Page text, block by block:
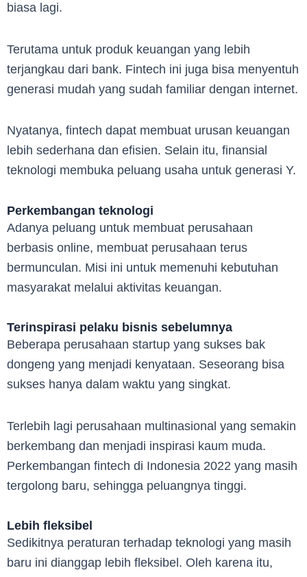
biasa lagi.
Terutama untuk produk keuangan yang lebih
terjangkau dari bank. Fintech ini juga bisa menyentuh
generasi mudah yang sudah familiar dengan internet.
Nyatanya, fintech dapat membuat urusan keuangan
lebih sederhana dan efisien. Selain itu, finansial
teknologi membuka peluang usaha untuk generasi Y.
Perkembangan teknologi
Adanya peluang untuk membuat perusahaan
berbasis online, membuat perusahaan terus
bermunculan. Misi ini untuk memenuhi kebutuhan
masyarakat melalui aktivitas keuangan.
Terinspirasi pelaku bisnis sebelumnya
Beberapa perusahaan startup yang sukses bak
dongeng yang menjadi kenyataan. Seseorang bisa
sukses hanya dalam waktu yang singkat.
Terlebih lagi perusahaan multinasional yang semakin
berkembang dan menjadi inspirasi kaum muda.
Perkembangan fintech di Indonesia 2022 yang masih
tergolong baru, sehingga peluangnya tinggi.
Lebih fleksibel
Sedikitnya peraturan terhadap teknologi yang masih
baru ini dianggap lebih fleksibel. Oleh karena itu,